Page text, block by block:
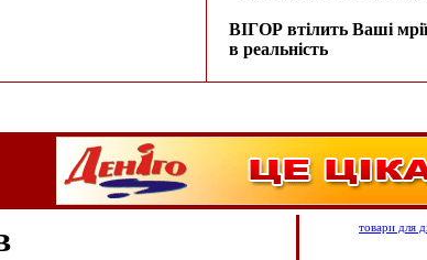
ВІГОР втілить Ваші мрії
в реальність
товари для